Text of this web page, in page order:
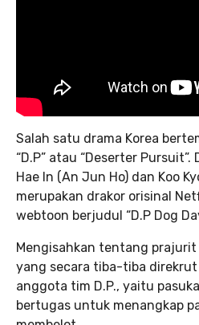
Salah satu drama Korea
“D.P” atau “Deserter
Hae In (An Jun Ho) dan Koo
merupakan drakor orisinal
webtoon berjudul “D.P Dog
Mengisahkan tentang prajurit
yang secara tiba-tiba
anggota tim D.P., yaitu
bertugas untuk menangkap